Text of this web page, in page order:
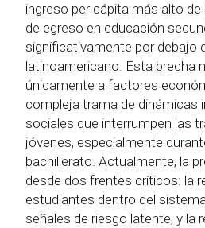
ingreso per cápita más alto
de egreso en educación
significativamente por debajo
latinoamericano. Esta brecha
únicamente a factores
compleja trama de dinámicas
sociales que interrumpen las
jóvenes, especialmente
bachillerato. Actualmente, la
desde dos frentes críticos: la
estudiantes dentro del
señales de riesgo latente, y la